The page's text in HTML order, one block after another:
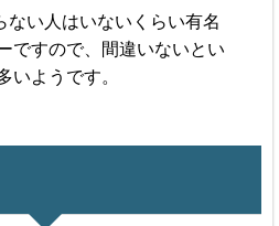
ない人はいないくらい有名
ですので、間違いないとい
いようです。